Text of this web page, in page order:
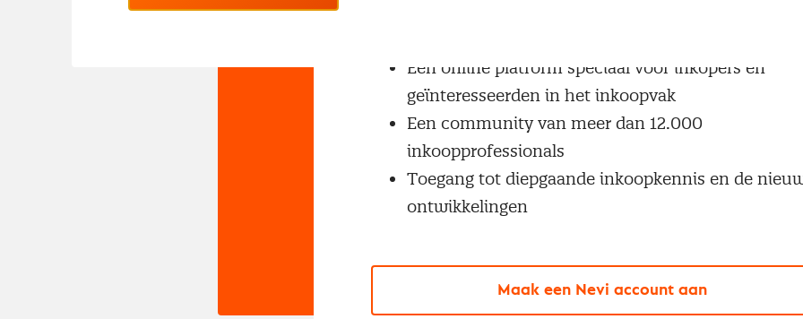
Een online platform speciaal voor inkopers en
geïnteresseerden in het inkoopvak
Een community van meer dan 12.000
inkoopprofessionals
Toegang tot diepgaande inkoopkennis en de
ontwikkelingen
Maak een Nevi account aan